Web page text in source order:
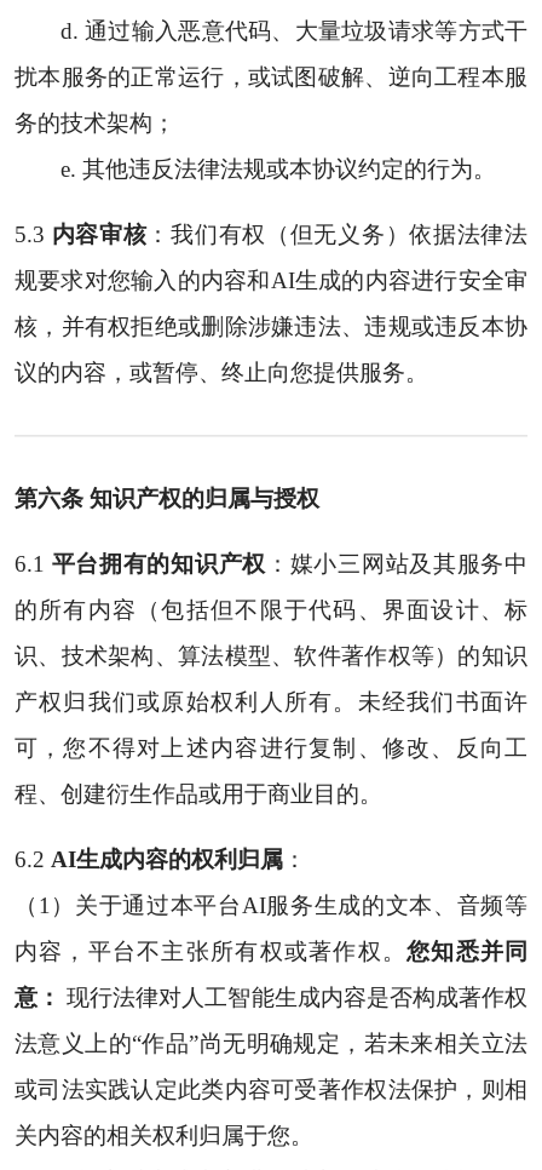
d. 通过输入恶意代码、大量垃圾请求等方式干
扰本服务的正常运行，或试图破解、逆向工程本服
务的技术架构；
e. 其他违反法律法规或本协议约定的行为。
5.3 内容审核：我们有权（但无义务）依据法律法
规要求对您输入的内容和AI生成的内容进行安全审
核，并有权拒绝或删除涉嫌违法、违规或违反本协
议的内容，或暂停、终止向您提供服务。
第六条 知识产权的归属与授权
6.1 平台拥有的知识产权 ：媒小三网站及其服务中
的所有内容（包括但不限于代码、界面设计、标
识、技术架构、算法模型、软件著作权等）的知识
产权归我们或原始权利人所有。未经我们书面许
可，您不得对上述内容进行复制、修改、反向工
程、创建衍生作品或用于商业目的。
6.2 AI生成内容的权利归属：
（1）关于通过本平台AI服务生成的文本、音频等
内容，平台不主张所有权或著作权。您知悉并同
意： 现行法律对人工智能生成内容是否构成著作权
法意义上的“作品”尚无明确规定，若未来相关立法
或司法实践认定此类内容可受著作权法保护，则相
关内容的相关权利归属于您。